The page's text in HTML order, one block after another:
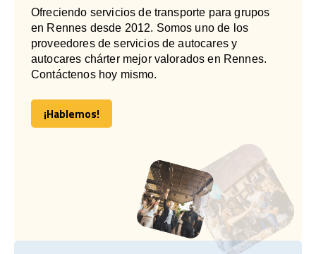
Ofreciendo servicios de transporte para grupos
en Rennes desde 2012. Somos uno de los
proveedores de servicios de autocares y
autocares chárter mejor valorados en Rennes.
Contáctenos hoy mismo.
¡Hablemos!
¡Hablemos!